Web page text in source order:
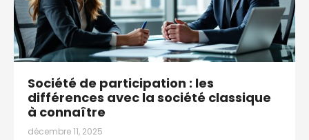
Société de participation : les
différences avec la société classique
à connaître
décembre 11, 2025